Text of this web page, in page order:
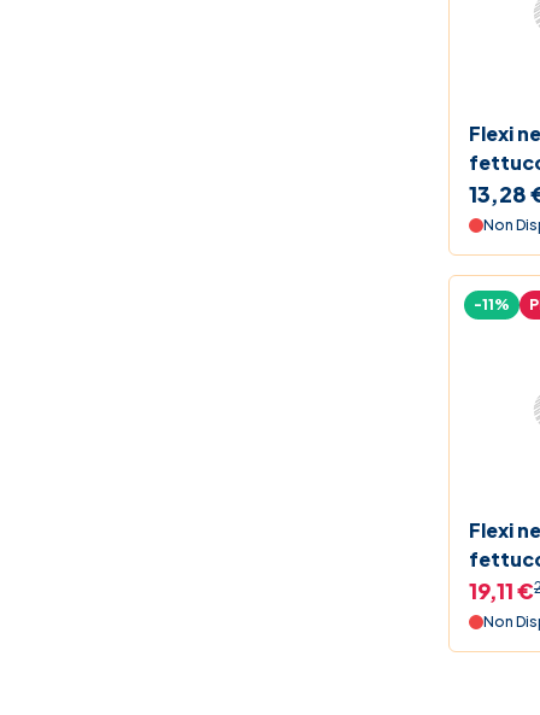
Flexi
13,28
Non
Flexi
-11%
19,11 €
Non